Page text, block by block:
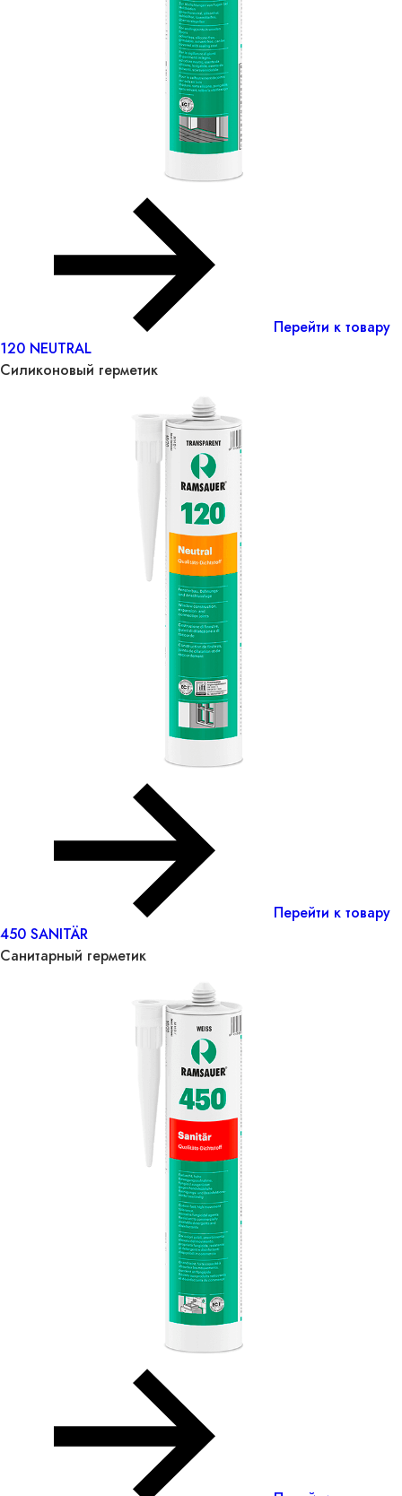
Перейти к товару
120 NEUTRAL
Силиконовый герметик
Перейти к товару
450 SANITÄR
Санитарный герметик